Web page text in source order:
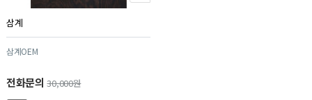
삼계
삼계OEM
전화문의30,000원